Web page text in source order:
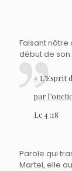
Faisant nôtre
début de son
« L’Esprit
par
Lc 4 :18
Parole qui
Martel, elle